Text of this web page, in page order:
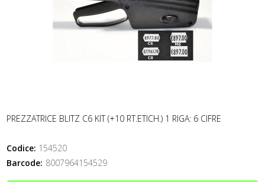
PREZZATRICE BLITZ C6 KIT (+10 RT.ETICH.) 1 RIGA: 6 CIFRE
Codice: 154520
Barcode: 8007964154529